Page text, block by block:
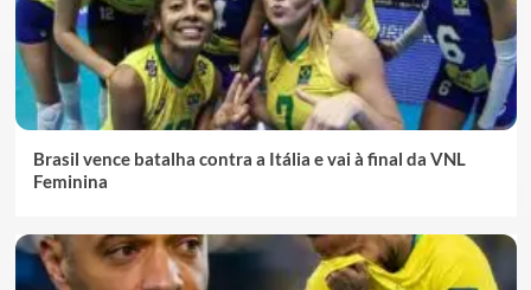
Brasil vence batalha contra a Itália e vai à final da VNL
Feminina